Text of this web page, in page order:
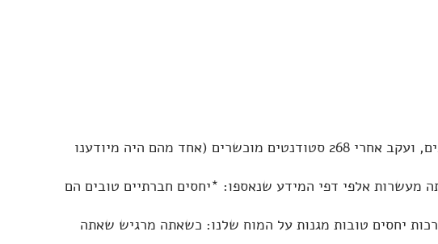
בשנת 1938 התחיל באוניברסיטת הרווארד מחקר ארוך ושאפתני. המחקר נועד לבדוק מה המאפיינים של חיים טובים, ועקב אחרי 268 סטודנטים מוכשרים (אחד מהם היה מיודענו
מעשרות אלפי דפי המידע שנאספו: *יחסים חברתיים טובים הם
יחסים טובות מגנות על המוח שלנו: כשאתה מרגיש שאתה